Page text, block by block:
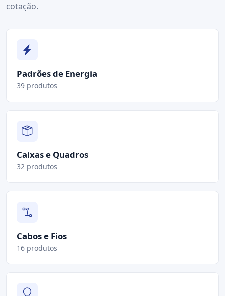
cotação.
Padrões de Energia
39 produtos
Caixas e Quadros
32 produtos
Cabos e Fios
16 produtos